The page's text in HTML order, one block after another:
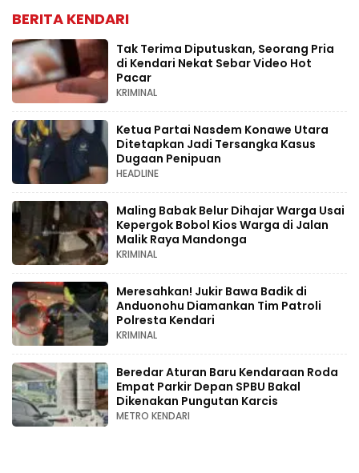
BERITA KENDARI
Tak Terima Diputuskan, Seorang Pria
di Kendari Nekat Sebar Video Hot
Pacar
KRIMINAL
Ketua Partai Nasdem Konawe Utara
Ditetapkan Jadi Tersangka Kasus
Dugaan Penipuan
HEADLINE
Maling Babak Belur Dihajar Warga Usai
Kepergok Bobol Kios Warga di Jalan
Malik Raya Mandonga
KRIMINAL
Meresahkan! Jukir Bawa Badik di
Anduonohu Diamankan Tim Patroli
Polresta Kendari
KRIMINAL
Beredar Aturan Baru Kendaraan Roda
Empat Parkir Depan SPBU Bakal
Dikenakan Pungutan Karcis
METRO KENDARI